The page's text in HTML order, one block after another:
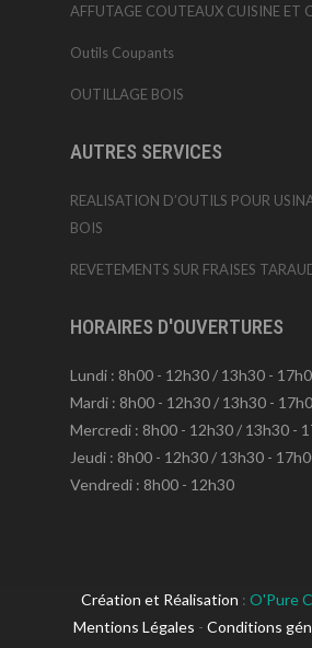
AFFUTAGE COUTEAUX CUISINE ET
Outils Coupants
OUTILLAGE BOIS
AUTRES SERVICES
REALISATION D’OUTILS POUR
BOIS
REVETEMENTS SUR FRAISES
HORAIRES D'OUVERTURES
Lundi : 8h00 - 12h30 / 13h30 -
Mardi : 8h00 - 12h30 / 13h30 -
Mercredi : 8h00 - 12h30 / 13h30 -
Jeudi : 8h00 - 12h30 / 13h30 -
Vendredi : 8h00 - 12h30
Création et Réalisation : O'Pure
Mentions Légales - Conditions